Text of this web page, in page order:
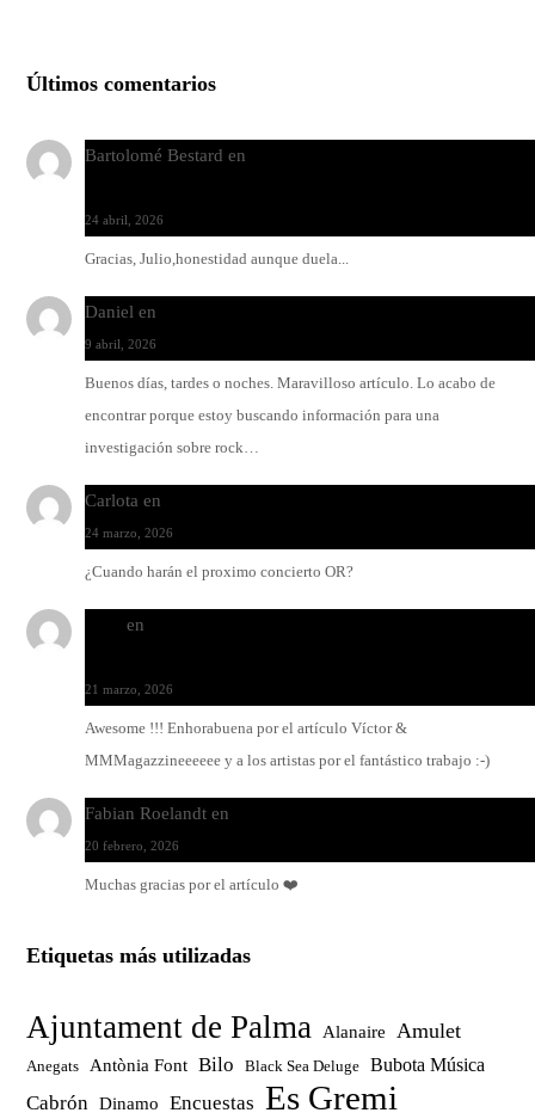
Últimos comentarios
Bartolomé Bestard en
24 abril, 2026
Gracias, Julio,honestidad aunque duela...
Daniel en
9 abril, 2026
Buenos días, tardes o noches. Maravilloso artículo. Lo acabo de
encontrar porque estoy buscando información para una
investigación sobre rock…
Carlota en
24 marzo, 2026
¿Cuando harán el proximo concierto OR?
en
21 marzo, 2026
Awesome !!! Enhorabuena por el artículo Víctor &
MMMagazzineeeeee y a los artistas por el fantástico trabajo :-)
Fabian Roelandt en
20 febrero, 2026
Muchas gracias por el artículo ❤️
Etiquetas más utilizadas
Ajuntament de Palma Alanaire Amulet
Anegats Antònia Font Bilo Black Sea Deluge Bubota Música
Cabrón Dinamo Encuestas Es Gremi